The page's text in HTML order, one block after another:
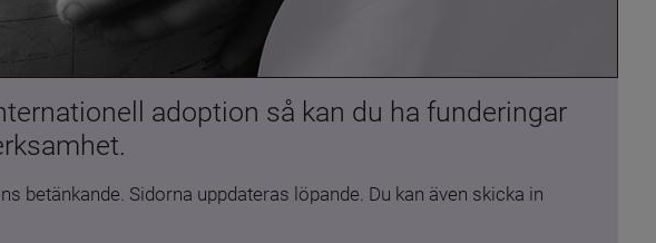
adoption så kan du ha funderingar
betänkande. Sidorna uppdateras löpande. Du kan även skicka in